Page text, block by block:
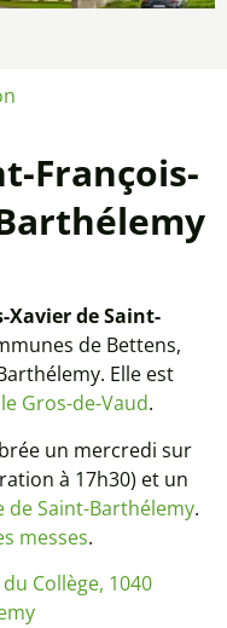
François-
Xavier de Saint-
de Bettens,
Elle est
Gros-de-Vaud.
un mercredi sur
à 17h30) et un
de Saint-Barthélemy.
messes.
Collège, 1040